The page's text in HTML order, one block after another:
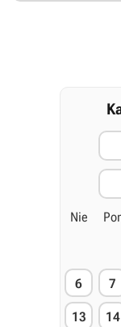
Nie
6 7
13 14